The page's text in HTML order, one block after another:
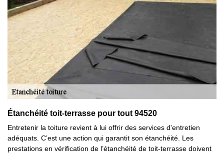
Étanchéité toit-terrasse pour tout 94520
Entretenir la toiture revient à lui offrir des services d'entretien
adéquats. C’est une action qui garantit son étanchéité. Les
prestations en vérification de l’étanchéité de toit-terrasse doivent